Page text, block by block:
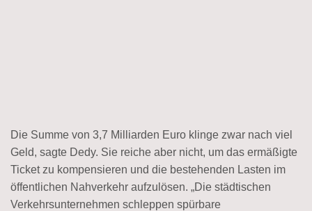
Die Summe von 3,7 Milliarden Euro klinge zwar nach viel
Geld, sagte Dedy. Sie reiche aber nicht, um das ermäßigte
Ticket zu kompensieren und die bestehenden Lasten im
öffentlichen Nahverkehr aufzulösen. „Die städtischen
Verkehrsunternehmen schleppen spürbare